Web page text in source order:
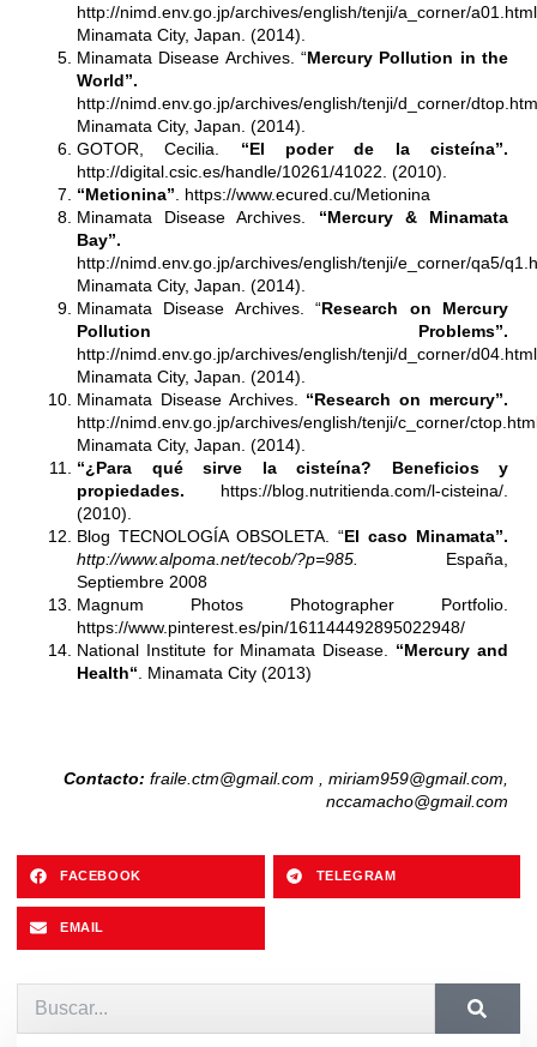
http://nimd.env.go.jp/archives/english/tenji/a_corner/
Minamata City, Japan. (2014).
Minamata Disease Archives. “Mercury Pollution in the
World”.
http://nimd.env.go.jp/archives/english/tenji/d_corner/
Minamata City, Japan. (2014).
GOTOR, Cecilia. “El poder de la cisteína”.
http://digital.csic.es/handle/10261/41022 . (2010).
“Metionina” . https://www.ecured.cu/Metionina
Minamata Disease Archives.
“Mercury & Minamata
Bay”.
http://nimd.env.go.jp/archives/english/tenji/e_corner/qa5/
Minamata City, Japan. (2014).
Minamata Disease Archives. “Research on Mercury
Pollution Problems”.
http://nimd.env.go.jp/archives/english/tenji/d_corner/
Minamata City, Japan. (2014).
Minamata Disease Archives.
“Research on mercury”.
http://nimd.env.go.jp/archives/english/tenji/c_corner/
Minamata City, Japan. (2014).
“¿Para qué sirve la cisteína? Beneficios y
propiedades. https://blog.nutritienda.com/l-cisteina/.
(2010).
Blog TECNOLOGÍA OBSOLETA. “El caso Minamata”.
http://www.alpoma.net/tecob/?p=985
España,
Septiembre 2008
Magnum Photos Photographer Portfolio.
https://www.pinterest.es/pin/161144492895022948/
National Institute for Minamata Disease. “Mercury and
Health“ . Minamata City (2013)
Contacto: fraile.ctm@gmail.com miriam959@gmail.com
nccamacho@gmail.com
FACEBOOK TELEGRAM
EMAIL